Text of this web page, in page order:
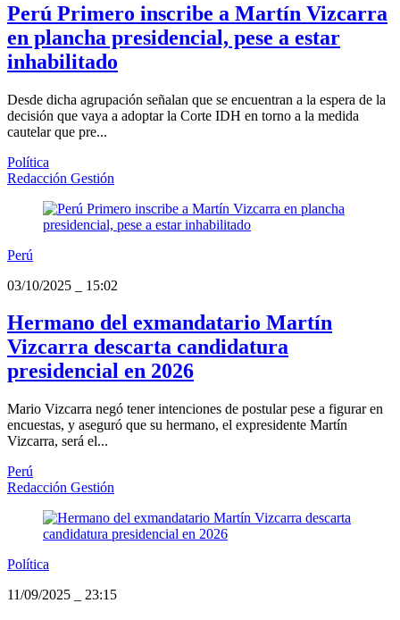
Perú Primero inscribe a Martín Vizcarra
en plancha presidencial, pese a estar
inhabilitado
Desde dicha agrupación señalan que se encuentran a la espera de la
decisión que vaya a adoptar la Corte IDH en torno a la medida
cautelar que pre...
Política
Redacción Gestión
Perú
03/10/2025
15:02
Hermano del exmandatario Martín
Vizcarra descarta candidatura
presidencial en 2026
Mario Vizcarra negó tener intenciones de postular pese a figurar en
encuestas, y aseguró que su hermano, el expresidente Martín
Vizcarra, será el...
Perú
Redacción Gestión
Política
11/09/2025
23:15